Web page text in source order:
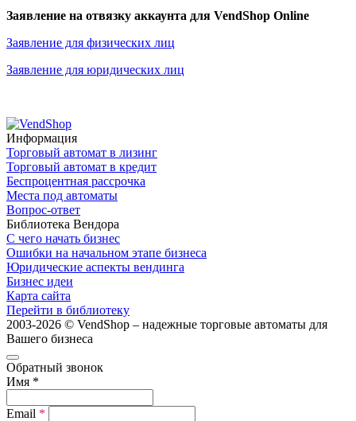
Заявление на отвязку аккаунта для VendShop Online
Заявление для физических лиц
Заявление для юридических лиц
Информация
Торговый автомат в лизинг
Торговый автомат в кредит
Беспроцентная рассрочка
Места под автоматы
Вопрос-ответ
Библиотека Вендора
С чего начать бизнес
Ошибки на начальном этапе бизнеса
Юридические аспекты вендинга
Бизнес идеи
Карта сайта
Перейти в библиотеку
2003-2026 © VendShop – надежные торговые автоматы для
Вашего бизнеса
Обратный звонок
Имя *
Email *